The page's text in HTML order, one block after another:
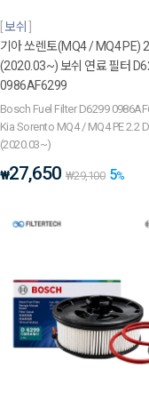
보쉬
기아 쏘렌토(MQ4 / MQ4 PE)
(2020.03~) 보쉬 연료 필터
0986AF6299
Bosch Fuel Filter D6299
Kia Sorento MQ4 / MQ4 PE 2.2
(2020.03~)
₩27,650 ₩29,100 5%